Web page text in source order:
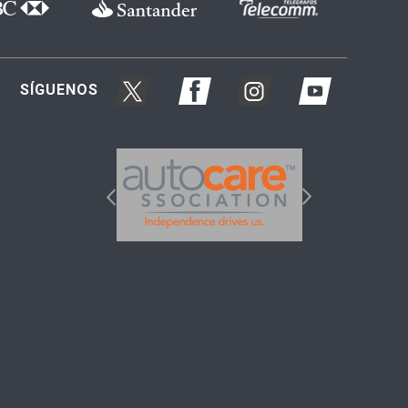
SÍGUENOS